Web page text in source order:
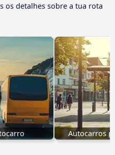
os detalhes sobre a tua rota
Autocarros